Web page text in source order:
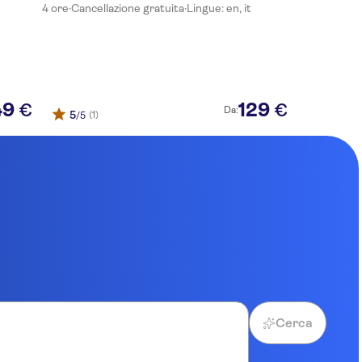
€
Positano
4 ore·Cancellazione gratuita·Lingue: en, it
5/5 (1) Da:129 €
Cerca